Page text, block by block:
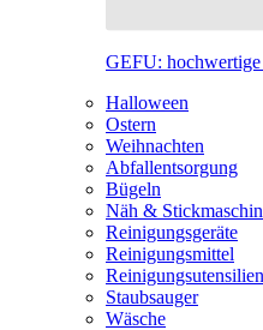
GEFU:
Halloween
Ostern
Weihnachten
Abfallentsorgung
Bügeln
Näh &
Reinigungsgeräte
Reinigungsmittel
Reinigungsutensilien
Staubsauger
Wäsche